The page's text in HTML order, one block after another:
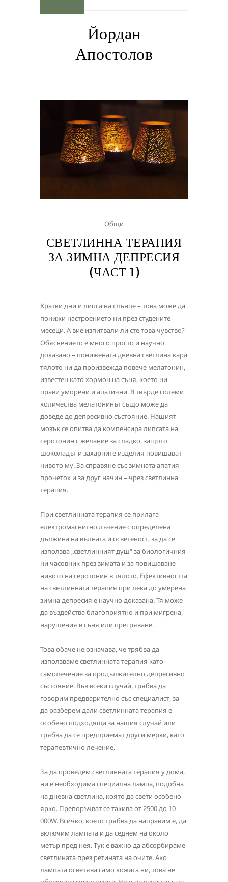
Йордан
Апостолов
Общи
СВЕТЛИННА ТЕРАПИЯ
ЗА ЗИМНА ДЕПРЕСИЯ
(ЧАСТ 1)
Кратки дни и липса на слънце – това може да
понижи настроението ни през студените
месеци. А вие изпитвали ли сте това чувство?
Обяснението е много просто и научно
доказано – понижената дневна светлина кара
тялото ни да произвежда повече мелатонин,
известен като хормон на съня, което ни
прави уморени и апатични. В твърде големи
количества мелатонинът също може да
доведе до депресивно състояние. Нашият
мозък се опитва да компенсира липсата на
серотонин с желание за сладко, защото
шоколадът и захарните изделия повишават
нивото му. За справяне със зимната апатия
прочетох и за друг начин – чрез светлинна
терапия.
При светлинната терапия се прилага
електромагнитно лъчение с определена
дължина на вълната и осветеност, за да се
използва „светлинният душ“ за биологичния
ни часовник през зимата и за повишаване
нивото на серотонин в тялото. Ефективността
на светлинната терапия при лека до умерена
зимна депресия е научно доказана. Тя може
да въздейства благоприятно и при мигрена,
нарушения в съня или прегряване.
Това обаче не означава, че трябва да
използваме светлинната терапия като
самолечение за продължително депресивно
състояние. Във всеки случай, трябва да
говорим предварително със специалист, за
да разберем дали светлинната терапия е
особено подходяща за нашия случай или
трябва да се предприемат други мерки, като
терапевтично лечение.
За да проведем светлинната терапия у дома,
ни е необходима специална лампа, подобна
на дневна светлина, която да свети особено
ярко. Препоръчват се такива от 2500 до 10
000W. Всичко, което трябва да направим е, да
включим лампата и да седнем на около
метър пред нея. Тук е важно да абсорбираме
светлината през ретината на очите. Ако
лампата осветява само кожата ни, това не